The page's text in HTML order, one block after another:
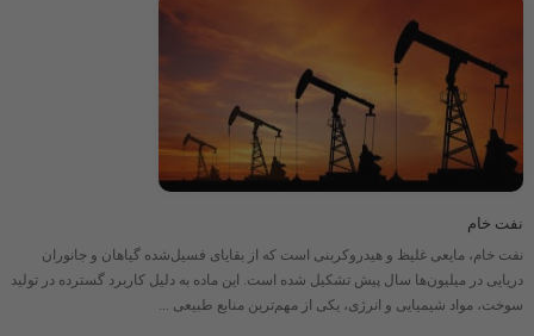
نفت خام
نفت خام، مایعی غلیظ و هیدروکربنی است که از بقایای فسیل‌شده گیاهان و جانوران
دریایی در میلیون‌ها سال پیش تشکیل شده است. این ماده به دلیل کاربرد گسترده در تولید
سوخت، مواد شیمیایی و انرژی، یکی از مهم‌ترین منابع طبیعی ...